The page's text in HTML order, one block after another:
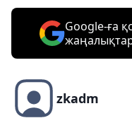
Google-ға
zkadm